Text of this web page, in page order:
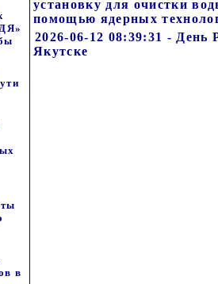
в
установку для очистки
помощью ядерных
2026-06-12 08:39:31 - День
Якутске